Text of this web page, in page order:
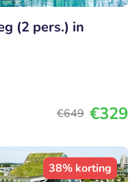
(2 pers.) in
€649 €329
38% korting